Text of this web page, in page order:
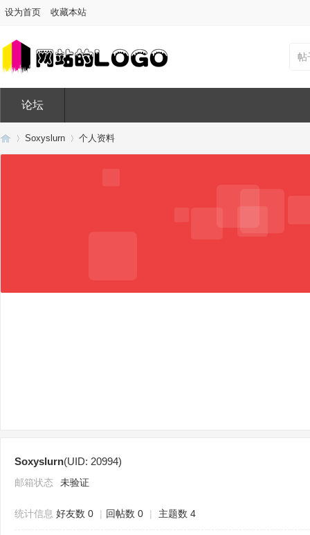
设为首页 收藏本站
帖
论坛
Soxyslurn 个人资料
Soxyslurn(UID: 20994)
邮箱状态 未验证
统计信息 好友数 0 | 回帖数 0 | 主题数 4